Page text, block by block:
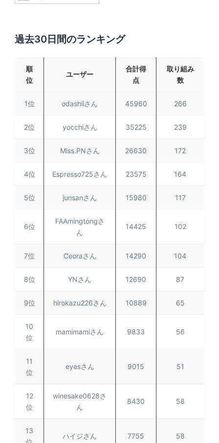
過去30日間のランキング
順
位
ユーザー
合計得
点
取り組み
数
1位 odashiiさん 45960 266
2位 yocchiさん 35225 239
3位 Miss.PNさん 26630 172
4位 Espresso725さん 23575 164
5位 junsanさん 15980 117
6位
FAAmingtongさ
ん
14425 102
7位 Ceoraさん 14290 104
8位 YNさん 12690 87
9位 hirokazu226さん 10889 65
10
位
mamimamiさん 9833 56
11
位
eyesさん 9015 51
12
位
winesake0628さ
ん
8430 58
13
ハイジさん 7755 58